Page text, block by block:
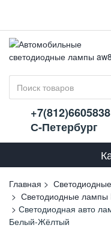
+7(812)6605838
С-Петербург
Главная
Светодиодные лампы
Светодиодная авто
Белый-Жёлтый